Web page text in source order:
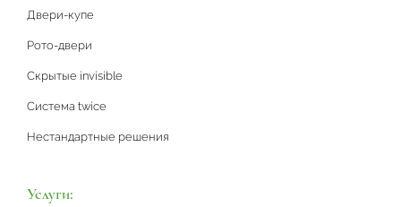
Двери-купе
Рото-двери
Скрытые invisible
Система twice
Нестандартные решения
Услуги: